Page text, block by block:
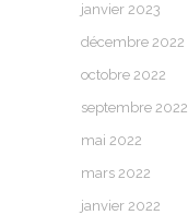
janvier 2023
décembre 2022
octobre 2022
septembre 2022
mai 2022
mars 2022
janvier 2022